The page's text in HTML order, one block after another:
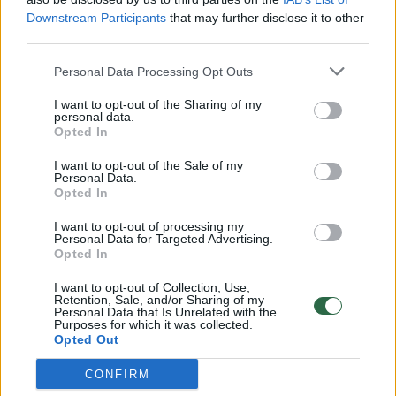
Downstream Participants that may further disclose it to other
Personal Data Processing Opt Outs
I want to opt-out of the Sharing of my
personal data.
Opted In
I want to opt-out of the Sale of my
Personal Data.
Opted In
I want to opt-out of processing my
Personal Data for Targeted Advertising.
Opted In
I want to opt-out of Collection, Use,
Retention, Sale, and/or Sharing of my
Personal Data that Is Unrelated with the
Purposes for which it was collected.
Opted Out
CONFIRM
32 laipsnių šilumos
Žinios | Orai
00:00:59
Nufilmavo, kaip patvino Vilniaus Vakarinis aplinkkelis:
vaizdas pribloškia
Žinios | Lietuvos diena
V. Zalužno pasisakymą laiko bandymu įsitvirtinti
Ukrainos politikoje: jis yra neteisus
Laidos Nauja diena
Visi įrašai